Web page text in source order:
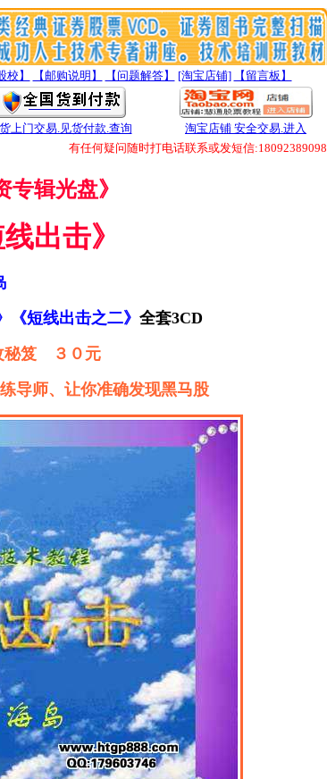
校】 【邮购说明】 【问题解答】 [淘宝店铺] 【留言板】
上门交易.见货付款.查询
淘宝店铺 安全交易.进入
有任何疑问随时打电话联系或发短信:18092389098
专辑光盘》
出击》
《短线出击之二》 全套3CD
秘笈 ３０元
导师、让你准确发现黑马股